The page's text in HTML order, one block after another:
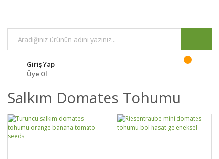
Giriş Yap
Üye Ol
Salkım Domates Tohumu